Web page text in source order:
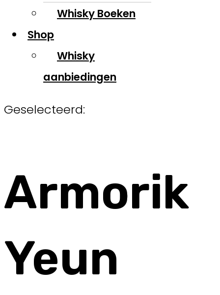
Whisky Boeken
Shop
Whisky
aanbiedingen
Geselecteerd:
Armorik
Yeun